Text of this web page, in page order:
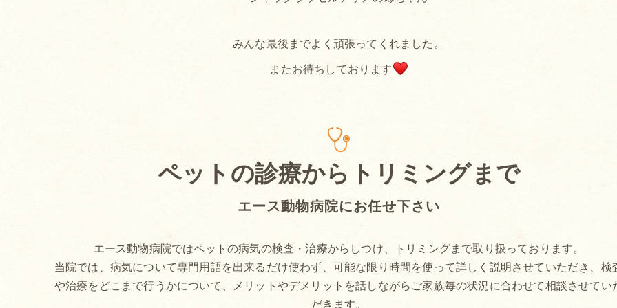
みんな最後までよく頑張ってくれました。
またお待ちしております
エース動物病院にお任せ下さい
ペットの診療からトリミングまで
エース動物病院ではペットの病気の検査・治療からしつけ、トリミングまで取り扱っております。
当院では、病気について専門用語を出来るだけ使わず、可能な限り時間を使って詳しく説明させていただき、検
や治療をどこまで行うかについて、メリットやデメリットを話しながらご家族毎の状況に合わせて相談させてい